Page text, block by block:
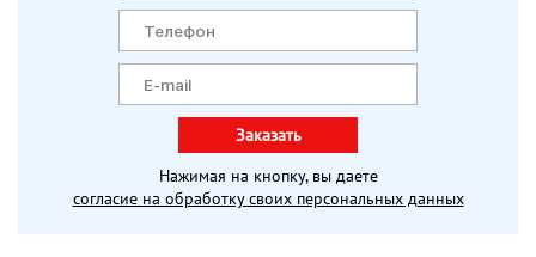
Заказать
Нажимая на кнопку, вы даете
согласие на обработку своих персональных данных